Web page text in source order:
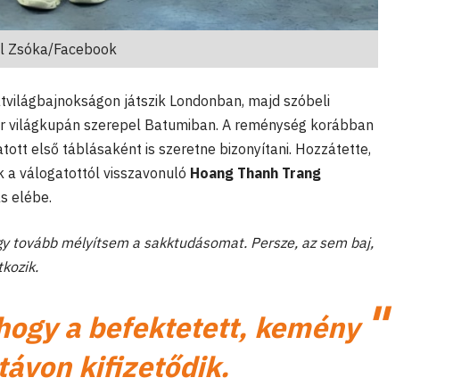
Zsóka/Facebook
játszik Londonban, majd szóbeli
szerepel Batumiban. A reménység korábban
első táblásaként is szeretne bizonyítani. Hozzátette,
a válogatottól visszavonuló Hoang Thanh Trang
elébe.
tovább mélyítsem a sakktudásomat. Persze, az sem baj,
a befektetett, kemény
kifizetődik.